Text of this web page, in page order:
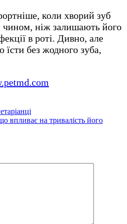
коли хворий зуб
ніж залишають його
в роті. Дивно, але
без жодного зуба,
впливає на тривалість його